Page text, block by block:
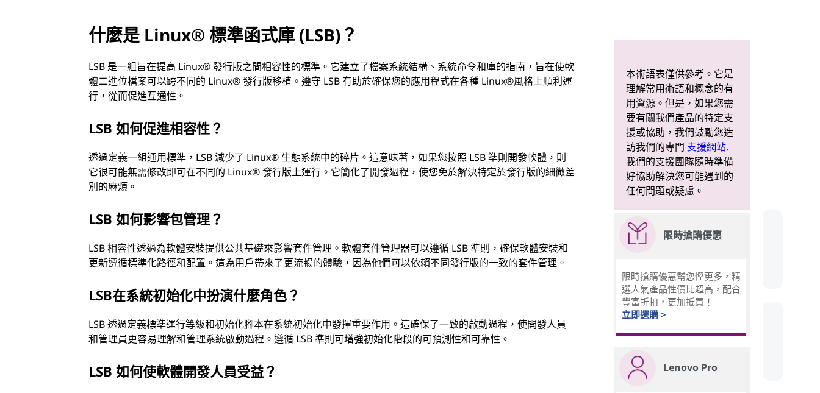
什麼是 Linux® 標準函式庫 (LSB)？
LSB 是一組旨在提高 Linux® 發行版之間相容性的標準。它建立了檔案系統結構、系統命令和庫的指南，旨在使軟
體二進位檔案可以跨不同的 Linux® 發行版移植。遵守 LSB 有助於確保您的應用程式在各種 Linux®風格上順利運
行，從而促進互通性。
LSB 如何促進相容性？
透過定義一組通用標準，LSB 減少了 Linux® 生態系統中的碎片。這意味著，如果您按照 LSB 準則開發軟體，則
它很可能無需修改即可在不同的 Linux® 發行版上運行。它簡化了開發過程，使您免於解決特定於發行版的細微差
別的麻煩。
LSB 如何影響包管理？
LSB 相容性透過為軟體安裝提供公共基礎來影響套件管理。軟體套件管理器可以遵循 LSB 準則，確保軟體安裝和
更新遵循標準化路徑和配置。這為用戶帶來了更流暢的體驗，因為他們可以依賴不同發行版的一致的套件管理。
LSB在系統初始化中扮演什麼角色？
LSB 透過定義標準運行等級和初始化腳本在系統初始化中發揮重要作用。這確保了一致的啟動過程，使開發人員
和管理員更容易理解和管理系統啟動過程。遵循 LSB 準則可增強初始化階段的可預測性和可靠性。
LSB 如何使軟體開發人員受益？
本術語表僅供參考。它是
理解常用術語和概念的有
用資源。但是，如果您需
要有關我們產品的特定支
援或協助，我們鼓勵您造
訪我們的專門 支援網站.
我們的支援團隊隨時準備
好協助解決您可能遇到的
任何問題或疑慮。
限時搶購優惠
限時搶購優惠幫您慳更多，精
選人氣產品性價比超高，配合
豐富折扣，更加抵買！
立即選購 >
Lenovo Pro